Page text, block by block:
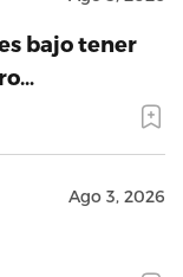
bajo tener
Ago 3, 2026